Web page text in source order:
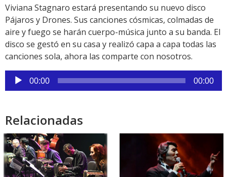
Link
Viviana Stagnaro estará presentando su nuevo disco
Pájaros y Drones. Sus canciones cósmicas, colmadas de
aire y fuego se harán cuerpo-música junto a su banda. El
disco se gestó en su casa y realizó capa a capa todas las
canciones sola, ahora las comparte con nosotros.
Reproductor
de
00:00 00:00
Relacionadas